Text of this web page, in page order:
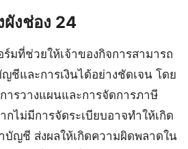
งช่อง 24
มที่ช่วยให้เจ้าของกิจการสามารถ
ชีและการเงินได้อย่างชัดเจน โดย
ารวางแผนและการจัดการภาษี
ไม่มีการจัดระเบียบอาจทำให้เกิด
บัญชี ส่งผลให้เกิดความผิดพลาดใน